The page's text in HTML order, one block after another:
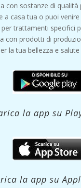
con sostanze di qualità
a casa tua o puoi
per trattamenti specifici
con prodotti di
la tua bellezza e
la app su
la app su